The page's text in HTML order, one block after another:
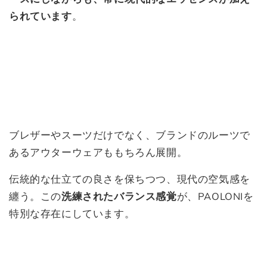
られています。
ブレザーやスーツだけでなく、ブランドのルーツで
あるアウターウェアももちろん展開。
伝統的な仕立ての良さを保ちつつ、現代の空気感を
纏う。この洗練されたバランス感覚が、PAOLONIを
特別な存在にしています。